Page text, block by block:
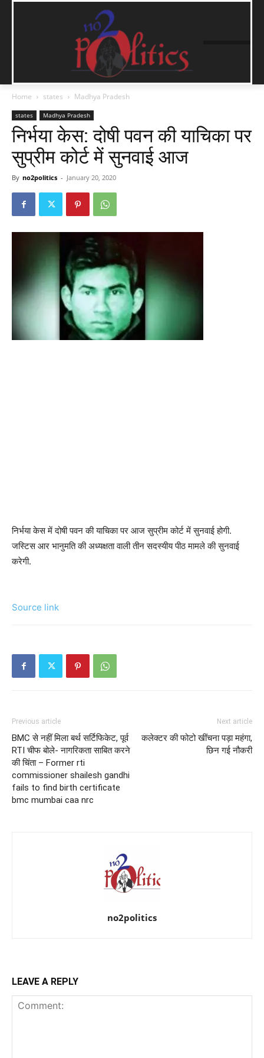
Home states Madhya Pradesh
states Madhya Pradesh
निर्भया केस: दोषी पवन की याचिका पर
सुप्रीम कोर्ट में सुनवाई आज
By no2politics - January 20, 2020
निर्भया केस में दोषी पवन की याचिका पर आज सुप्रीम कोर्ट में सुनवाई होगी.
जस्टिस आर भानुमति की अध्यक्षता वाली तीन सदस्यीय पीठ मामले की सुनवाई
करेगी.
Source link
Previous article
BMC से नहीं मिला बर्थ सर्टिफिकेट, पूर्व
RTI चीफ बोले- नागरिकता साबित करने
की चिंता – Former rti
commissioner shailesh gandhi
fails to find birth certificate
bmc mumbai caa nrc
Next article
कलेक्टर की फोटो खींचना पड़ा महंगा,
छिन गई नौकरी
no2politics
LEAVE A REPLY